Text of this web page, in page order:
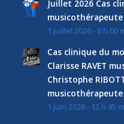
Juillet 2026 Cas
musicothérapeute
1 juillet 2026 - 6 h 00
Cas clinique du
Clarisse RAVET
Christophe
musicothérapeute
1 juin 2026 - 12 h 45